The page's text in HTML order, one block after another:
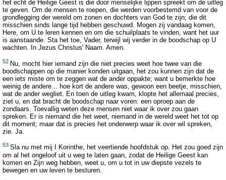
het echt de Heilige Geest is die door menselijke lippen spreekt om de uitleg
te geven. Om de mensen te roepen, die werden voorbestemd van voor de
grondlegging der wereld om zonen en dochters van God te zijn; die dit
misschien sinds lange tijd hebben geschuwd. Mogen zij vandaag komen,
Here, om U te leren kennen en om die schuilplaats te vinden, want het uur
is aanstaande. Sta het toe, Vader, terwijl wij verder in de boodschap op U
wachten. In Jezus Christus' Naam. Amen.
52 Nu, mocht hier iemand zijn die niet precies weet hoe twee van die
boodschappen op die manier konden uitgaan, het zou kunnen zijn dat de
een iets miste om te zeggen wat de ander oppakte; want u bemerkte hoe
weinig de andere... hoe kort de andere was, gewoon een beetje, misschien,
wat de ander wegliet. En toen de uitleg kwam, klopte het allemaal precies,
ziet u, en dat bracht de boodschap naar voren: een oproep aan de
zondaars. Toevallig weten deze mensen niet waar ik over zou gaan
spreken. Er is niemand die het weet, niemand in de wereld weet het tot op
dit moment; maar dat is precies het onderwerp waar ik over wil spreken,
zie. Ja.
53 Sla nu met mij I Korinthe, het veertiende hoofdstuk op. Het zou goed zijn
om al het ongeloof uit u weg te laten gaan, zodat de Heilige Geest kan
komen en Zijn weg hebben, weet u, om u tot in uw diepste vezels te
bewegen en uw leven te besturen.